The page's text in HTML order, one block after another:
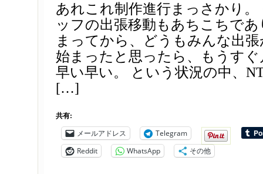
あれこれ制作進行まっさかり
ッフの出張移動もあちこちで
まってから、どうもみんな出
始まったと思ったら、もうす
早い早い。 という状況の中、
[…]
共有:
メールアドレス
Telegram
Reddit
WhatsApp その他